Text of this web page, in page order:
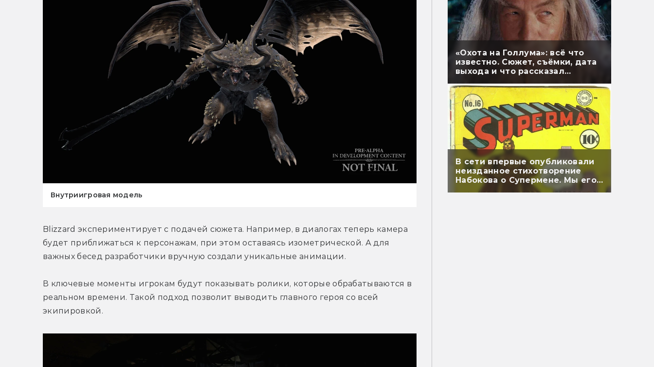
Внутриигровая модель
Blizzard экспериментирует с подачей сюжета. Например, в диалогах теперь камера
будет приближаться к персонажам, при этом оставаясь изометрической. А для
важных бесед разработчики вручную создали уникальные анимации.
В ключевые моменты игрокам будут показывать ролики, которые обрабатываются в
реальном времени. Такой подход позволит выводить главного героя со всей
экипировкой.
«Охота на Голлума»: всё что
известно. Сюжет, съёмки, дата
выхода и что рассказал
В сети впервые опубликовали
неизданное стихотворение
Набокова о Супермене. Мы его
перевели